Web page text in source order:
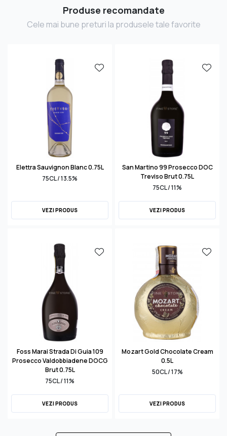
Produse recomandate
Cele mai bune preturi la produsele tale favorite
Elettra Sauvignon Blanc 0.75L
75CL / 13.5%
VEZI PRODUS
San Martino 99 Prosecco DOC
Treviso Brut 0.75L
75CL / 11%
VEZI PRODUS
Foss Marai Strada Di Guia 109
Prosecco Valdobbiadene DOCG
Brut 0.75L
75CL / 11%
VEZI PRODUS
Mozart Gold Chocolate Cream
0.5L
50CL / 17%
VEZI PRODUS